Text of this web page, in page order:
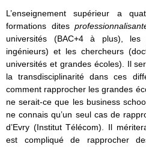
L’enseignement supérieur a
formations dites
universités (BAC+4 à plus), les
ingénieurs) et les chercheurs
universités et grandes écoles). Il
la transdisciplinarité dans ces
comment rapprocher les grandes
ne serait-ce que les business
ne connais qu’un seul cas de
d’Evry (Institut Télécom). Il
est compliqué de rapprocher